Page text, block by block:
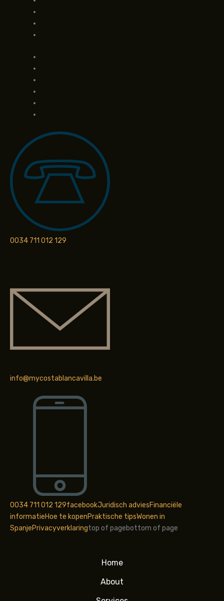
0034 711 012 129
info@mycostablancavilla.be
0034 711 012 129facebookJuridisch adviesFinanciële
informatieHoe te kopenPraktische tipsWonen in
SpanjePrivacyverklaringtop of pagebottom of page
Home
About